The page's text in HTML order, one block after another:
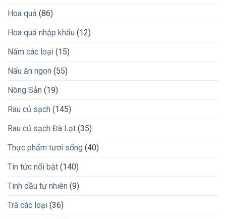
Hoa quả (86)
Hoa quả nhập khẩu (12)
Nấm các loại (15)
Nấu ăn ngon (55)
Nông Sản (19)
Rau củ sạch (145)
Rau củ sạch Đà Lạt (35)
Thực phẩm tươi sống (40)
Tin tức nổi bật (140)
Tinh dầu tự nhiên (9)
Trà các loại (36)